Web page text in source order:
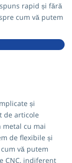
rapid și fără
cum vă putem
și
de articole
metal cu mai
de flexibile și
vă putem
CNC, indiferent